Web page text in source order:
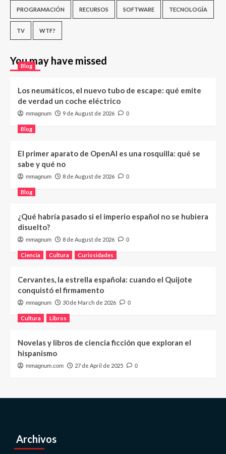
PROGRAMACIÓN RECURSOS SOFTWARE TECNOLOGÍA
TV WTF?
You may have missed
Blog
Los neumáticos, el nuevo tubo de escape: qué emite
de verdad un coche eléctrico
mmagnum 9 de August de 2026 0
Blog
El primer aparato de OpenAI es una rosquilla: qué se
sabe y qué no
mmagnum 8 de August de 2026 0
Blog
¿Qué habría pasado si el imperio español no se hubiera
disuelto?
mmagnum 8 de August de 2026 0
Ciencia Cultura Curiosidades
Cervantes, la estrella española: cuando el Quijote
conquistó el firmamento
mmagnum 30 de March de 2026 0
Cultura Libros
Novelas y libros de ciencia ficción que exploran el
hispanismo
mmagnum.com 27 de April de 2025 0
Archivos